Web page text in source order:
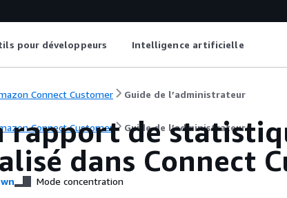
pour développeurs Intelligence artificielle
Connect Customer Guide de l’administrateur
Connect Customer Guide de l’administrateur
rapport de
dans Connect
Mode concentration